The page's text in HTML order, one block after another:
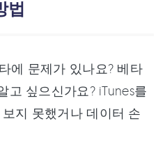
법
에 문제가 있나요? 베타
고 싶으신가요? iTunes를
지 못했거나 데이터 손